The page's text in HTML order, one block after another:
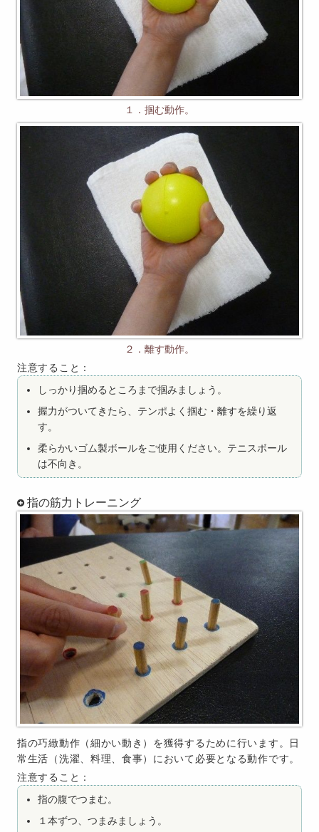
１．掴む動作。
２．離す動作。
注意すること：
しっかり掴めるところまで掴みましょう。
握力がついてきたら、テンポよく掴む・離すを繰り返
す。
柔らかいゴム製ボールをご使用ください。テニスボール
は不向き。
指の筋力トレーニング
指の巧緻動作（細かい動き）を獲得するために行います。日
常生活（洗濯、料理、食事）において必要となる動作です。
注意すること：
指の腹でつまむ。
１本ずつ、つまみましょう。